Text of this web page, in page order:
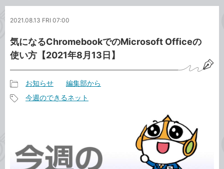
ッ
2021.08.13 FRI 07:00
気になるChromebookでのMicrosoft Officeの
使い方【2021年8月13日】
事
リ
お知らせ 編集部から
今週のできるネット